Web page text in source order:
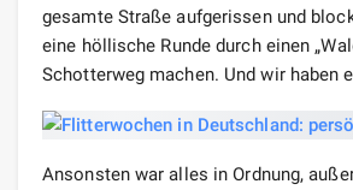
gesamte Straße aufgerissen und
eine höllische Runde durch einen
Schotterweg machen. Und wir haben
Ansonsten war alles in Ordnung,